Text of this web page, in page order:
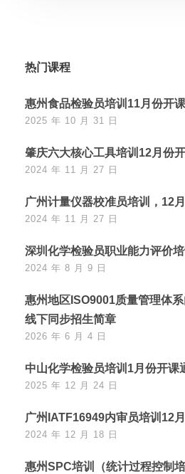
热门课程
惠州食品检验员培训11月份开
2025 年 10 月 31 日
肇庆六大核心工具培训12月份
2024 年 11 月 27 日
广州计量仪器校准员培训，12
2024 年 11 月 27 日
深圳化学检验员职业能力评价
2024 年 8 月 9 日
惠州地区ISO9001质量管理体
线下同步招生简章
2026 年 6 月 4 日
中山化学检验员培训1月份开课
2025 年 12 月 24 日
广州IATF16949内审员培训12
2024 年 12 月 18 日
惠州SPC培训（统计过程控制